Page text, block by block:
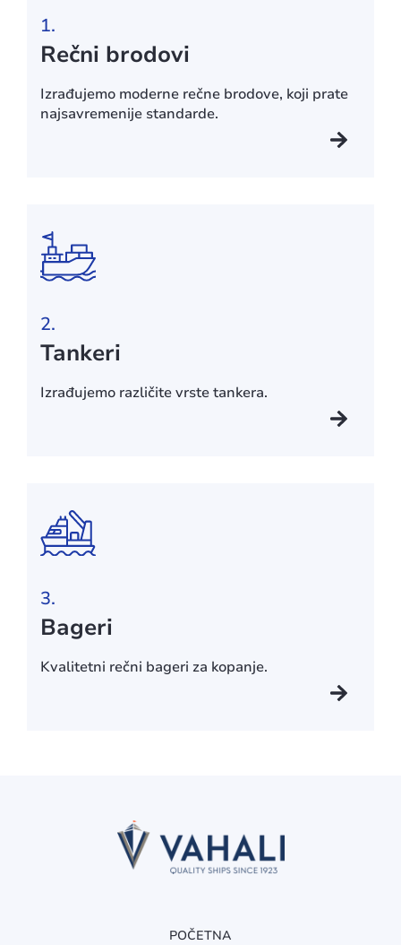
1.
Rečni brodovi
Izrađujemo moderne rečne brodove, koji prate
najsavremenije standarde.
2.
Tankeri
Izrađujemo različite vrste tankera.
3.
Bageri
Kvalitetni rečni bageri za kopanje.
POČETNA